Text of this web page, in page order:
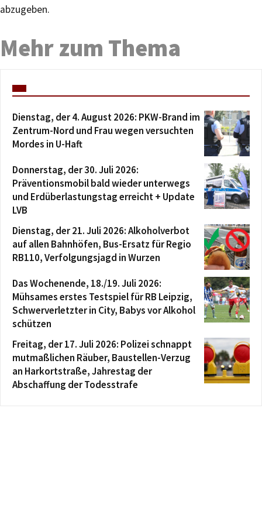
abzugeben.
Mehr zum Thema
Dienstag, der 4. August 2026: PKW-Brand im
Zentrum-Nord und Frau wegen versuchten
Mordes in U-Haft
Donnerstag, der 30. Juli 2026:
Präventionsmobil bald wieder unterwegs
und Erdüberlastungstag erreicht + Update
LVB
Dienstag, der 21. Juli 2026: Alkoholverbot
auf allen Bahnhöfen, Bus-Ersatz für Regio
RB110, Verfolgungsjagd in Wurzen
Das Wochenende, 18./19. Juli 2026:
Mühsames erstes Testspiel für RB Leipzig,
Schwerverletzter in City, Babys vor Alkohol
schützen
Freitag, der 17. Juli 2026: Polizei schnappt
mutmaßlichen Räuber, Baustellen-Verzug
an Harkortstraße, Jahrestag der
Abschaffung der Todesstrafe